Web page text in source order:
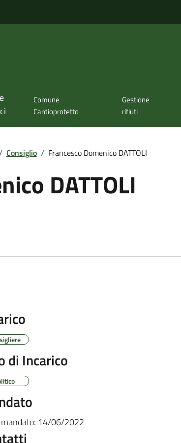
Comune
Cardioprotetto
Gestione
rifiuti
Consiglio / Francesco Domenico DATTOLI
DATTOLI
di Incarico
14/06/2022